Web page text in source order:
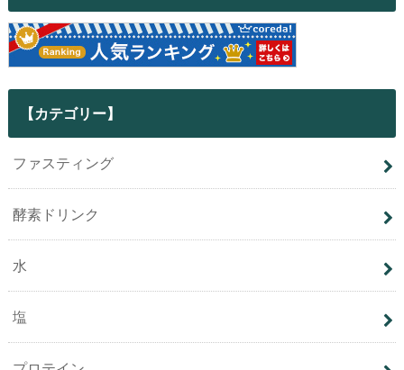
【カテゴリー】
ファスティング
酵素ドリンク
水
塩